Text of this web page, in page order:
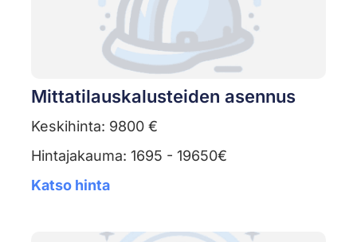
Mittatilauskalusteiden asennus
Keskihinta: 9800 €
Hintajakauma: 1695 - 19650€
Katso hinta